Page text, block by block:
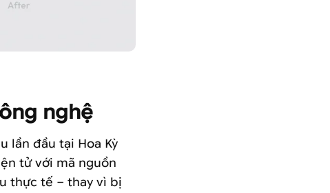
nghệ
lần đầu tại Hoa Kỳ
tử với mã nguồn
thực tế – thay vì bị